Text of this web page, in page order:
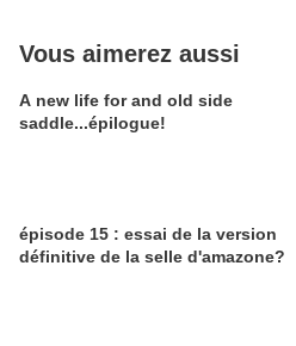
Vous aimerez aussi
A new life for and old side
saddle...épilogue!
épisode 15 : essai de la version
définitive de la selle d'amazone?